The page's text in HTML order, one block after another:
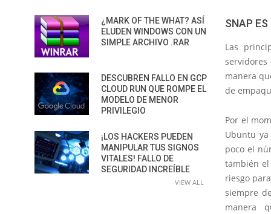
SNAP ES
Las
servidores
manera
de
Por el
Ubuntu
poco el
también
riesgo
siempre
manera
¿MARK OF THE WHAT? ASÍ
ELUDEN WINDOWS CON UN
SIMPLE ARCHIVO .RAR
DESCUBREN FALLO EN GCP
CLOUD RUN QUE ROMPE EL
MODELO DE MENOR
PRIVILEGIO
¡LOS HACKERS PUEDEN
MANIPULAR TUS SIGNOS
VITALES! FALLO DE
SEGURIDAD INCREÍBLE
VIEW ALL